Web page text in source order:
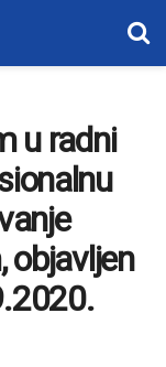
u radni
objavljen